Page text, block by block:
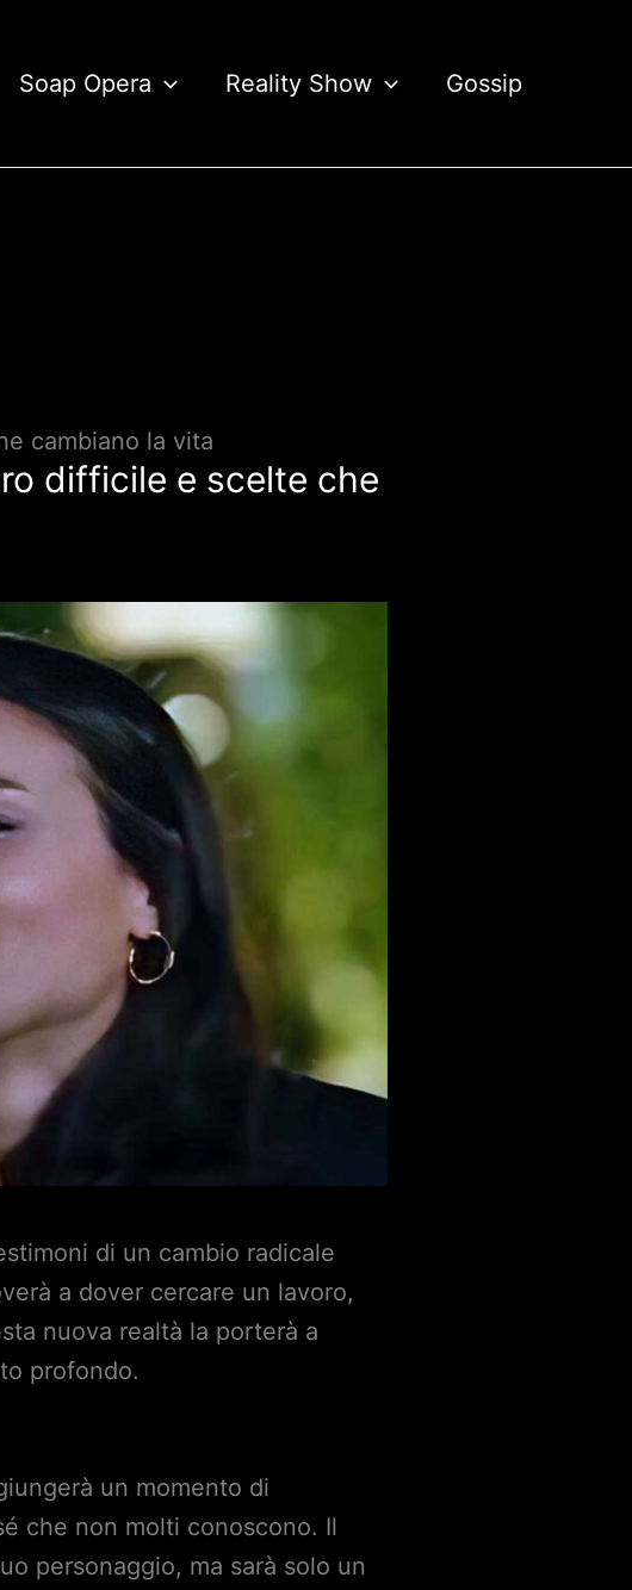
Soap Opera Reality Show Gossip
cambiano la vita
difficile e scelte che
di un cambio radicale
a dover cercare un lavoro,
nuova realtà la porterà a
profondo.
un momento di
che non molti conoscono. Il
personaggio, ma sarà solo un